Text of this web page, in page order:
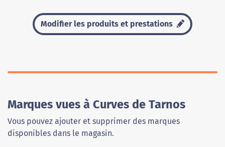
Modifier les produits et prestations
Marques vues à Curves de Tarnos
Vous pouvez ajouter et supprimer des marques
disponibles dans le magasin.